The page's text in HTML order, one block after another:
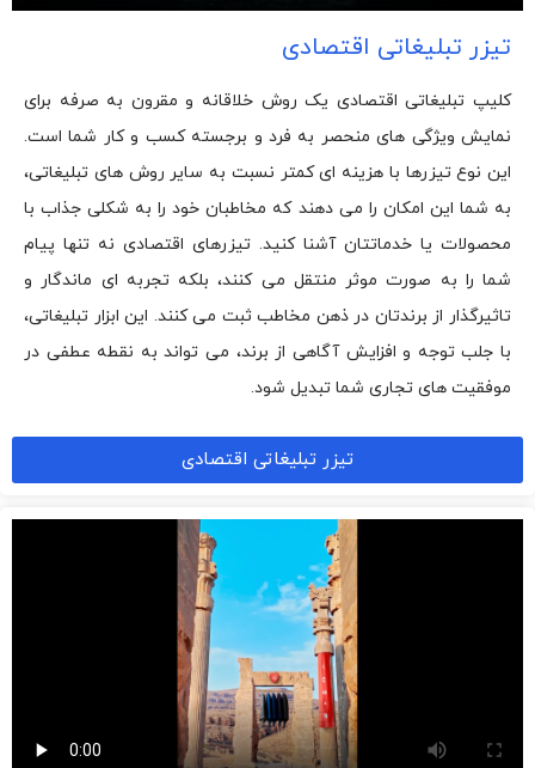
تیزر تبلیغاتی اقتصادی
کلیپ تبلیغاتی اقتصادی یک روش خلاقانه و مقرون به صرفه برای
نمایش ویژگی های منحصر به فرد و برجسته کسب و کار شما است.
این نوع تیزرها با هزینه ای کمتر نسبت به سایر روش های تبلیغاتی،
به شما این امکان را می دهند که مخاطبان خود را به شکلی جذاب با
محصولات یا خدماتتان آشنا کنید. تیزرهای اقتصادی نه تنها پیام
شما را به صورت موثر منتقل می کنند، بلکه تجربه ای ماندگار و
تاثیرگذار از برندتان در ذهن مخاطب ثبت می کنند. این ابزار تبلیغاتی،
با جلب توجه و افزایش آگاهی از برند، می تواند به نقطه عطفی در
موفقیت های تجاری شما تبدیل شود.
تیزر تبلیغاتی اقتصادی